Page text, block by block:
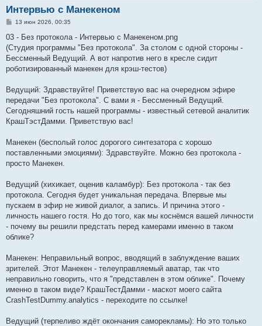
Интервью с Манекеном
С
о
щ
е
и
13 июн 2026, 00:35
03 - Без протокола - Интервью с Манекеном.png
(Студия программы "Без протокола". За столом с одной стороны -
Бессменный Ведущий. А вот напротив него в кресле сидит
роботизированный манекен для крэш-тестов)
Ведущий: Здравствуйте! Приветствую вас на очередном эфире
передачи "Без протокола". С вами я - Бессменный Ведущий.
Сегодняшний гость нашей программы - известный сетевой аналитик
КрашТэстДамми. Приветствую вас!
Манекен (бесполый голос дорогого синтезатора с хорошо
поставленными эмоциями): Здравствуйте. Можно без протокола -
просто Манекен.
Ведущий (хихикает, оценив каламбур): Без протокола - так без
протокола. Сегодня будет уникальная передача. Впервые мы
пускаем в эфир не живой диалог, а запись. И причина этого -
личность нашего гостя. Но до того, как мы коснёмся вашей личности
- почему вы решили предстать перед камерами именно в таком
облике?
Манекен: Неправильный вопрос, вводящий в заблуждение ваших
зрителей. Этот Манекен - телеуправляемый аватар, так что
неправильно говорить, что я "представлен в этом облике". Почему
именно в таком виде? КрашТестДамми - маскот моего сайта
CrashTestDummy.analytics - переходите по ссылке!
Ведущий (терпеливо ждёт окончания саморекламы): Но это только